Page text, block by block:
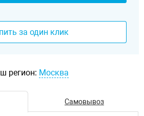
за один клик
регион: Москва
Самовывоз